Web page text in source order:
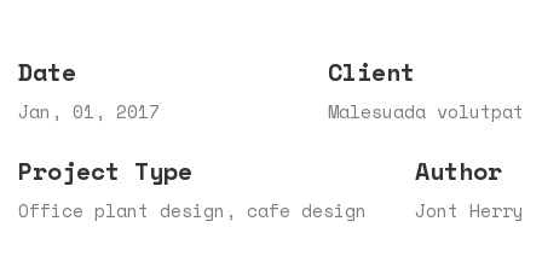
Date
Jan, 01, 2017
Client
Malesuada volutpat
Project Type
Office plant design, cafe design
Author
Jont Herry